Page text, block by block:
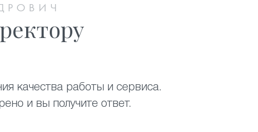
качества работы и сервиса.
и вы получите ответ.